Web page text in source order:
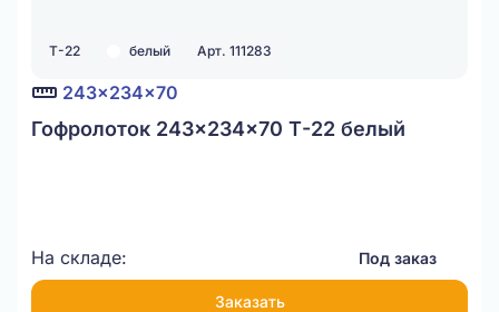
Т-22 белый Арт. 111283
243x234x70
Гофролоток 243x234x70 Т-22 белый
На складе: Под заказ
Заказать